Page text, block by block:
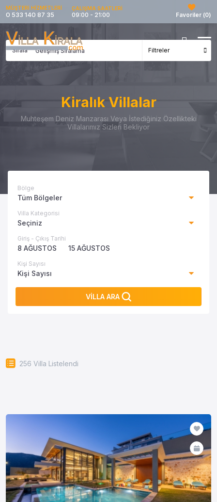
MÜŞTERİ HİZMETLERİ
0 533 140 87 35
ÇALIŞMA SAATLERİ
09:00 - 21:00 Favoriler (0)
Kiralık Villalar
Muhteşem Deniz Manzarası Veya İstediğiniz Özellikteki
Villalarımız Sizleri Bekliyor
Bölge
Tüm Bölgeler
Villa Kategorisi
Seçiniz
Giriş - Çıkış Tarihi
8 AĞUSTOS 15 AĞUSTOS
Kişi Sayısı
Kişi Sayısı
VİLLA ARA
256 Villa Listelendi
Sırala Filtreler